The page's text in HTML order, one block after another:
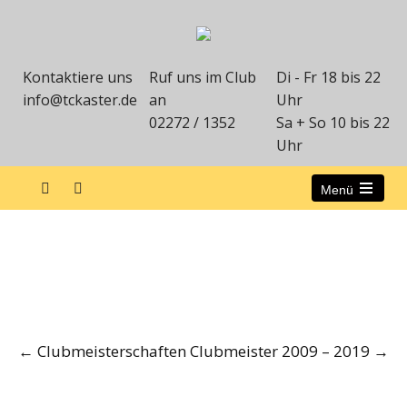
Kontaktiere uns
info@tckaster.de
Ruf uns im Club
an
02272 / 1352
Di - Fr 18 bis 22
Uhr
Sa + So 10 bis 22
Uhr
Menü
Post
navigation
← ClubmeisterschaftenClubmeister 2009 – 2019 →